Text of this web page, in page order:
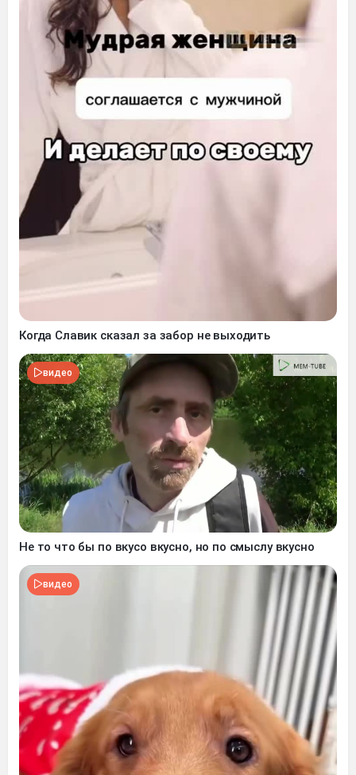
Когда Славик сказал за забор не выходить
видео
Не то что бы по вкусо вкусно, но по смыслу вкусно
видео